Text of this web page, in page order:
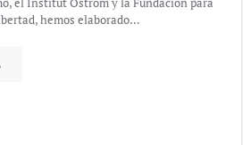
hemos elaborado…